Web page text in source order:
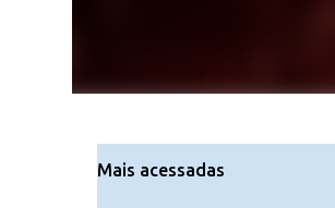
Mais acessadas